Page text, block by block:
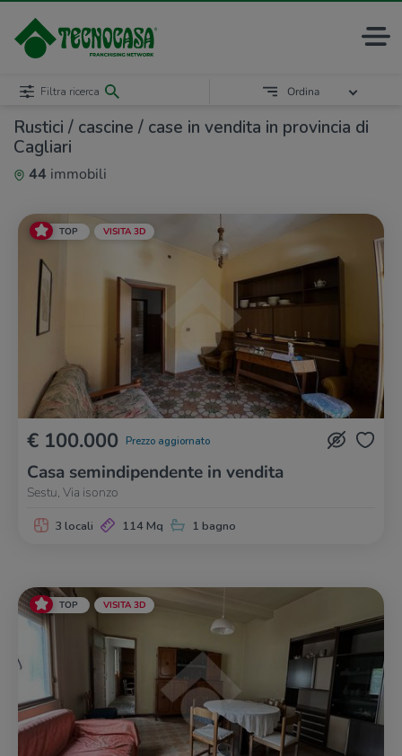
Rustici / cascine / case in vendita in provincia di
Cagliari
44 immobili
Filtra ricerca Ordina
TOP VISITA 3D
€ 100.000 Prezzo aggiornato
Casa semindipendente in vendita
Sestu, Via isonzo
3 locali 114 Mq 1 bagno
TOP VISITA 3D